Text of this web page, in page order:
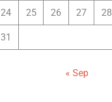
24 25 26 27 28
31
« Sep